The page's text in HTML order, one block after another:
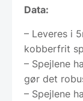
Data:
– Leveres i
kobberfrit
– Spejlene
gør det
– Spejlene